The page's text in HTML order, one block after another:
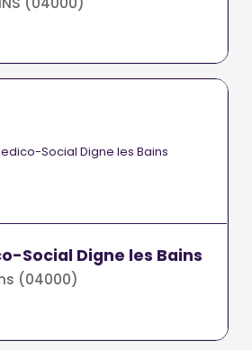
Social Digne les Bains
(04000)